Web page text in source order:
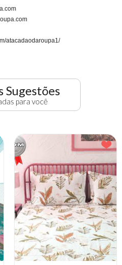
atacadaodaroupa1/
Sugestões
para você